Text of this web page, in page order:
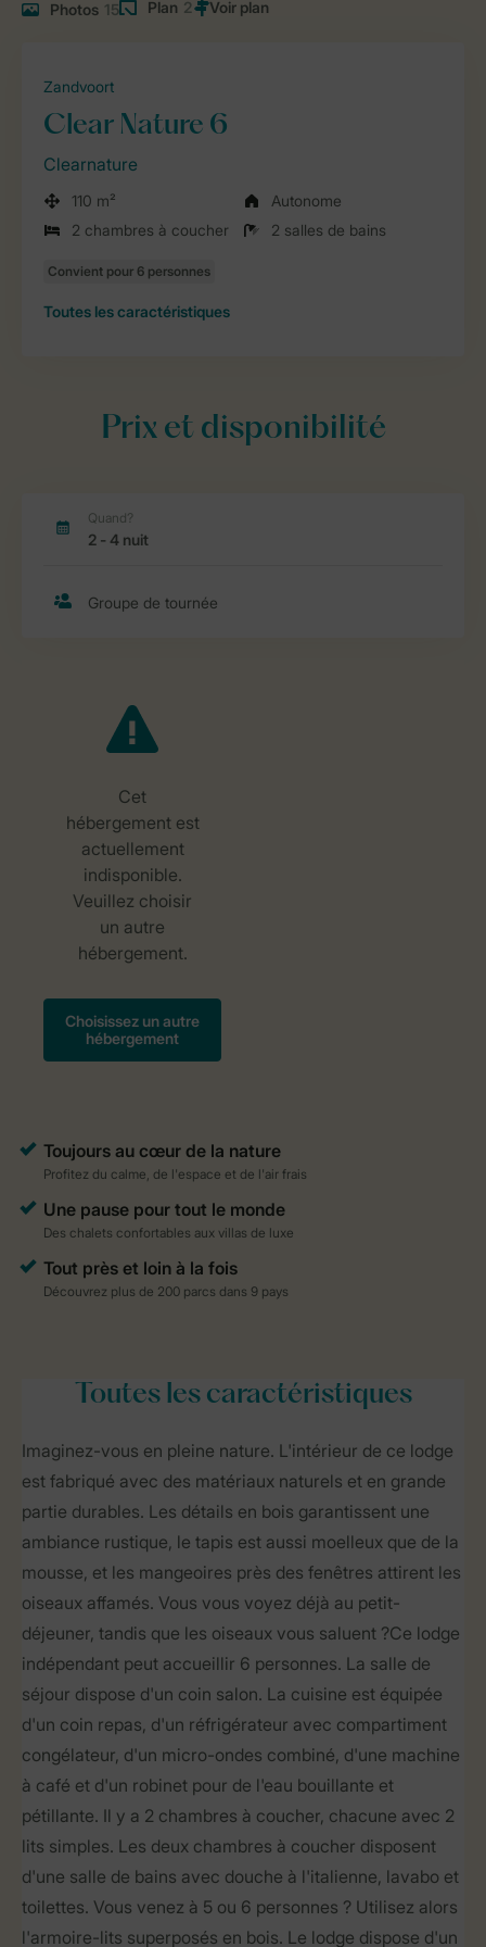
Photos 15 Plan 2
Zandvoort
Clear Nature 6
Clearnature
110 m²
Autonome
2 chambres à coucher
2 salles de bains
Toutes les caractéristiques
Prix et disponibilité
Toutesles caractéristiques
Imaginez-vous en pleine nature. L'intérieur de ce lodge
est fabriqué avec des matériaux naturels et en grande
partie durables. Les détails en bois garantissent une
ambiance rustique, le tapis est aussi moelleux que de la
mousse, et les mangeoires près des fenêtres attirent les
oiseaux affamés. Vous vous voyez déjà au petit-
déjeuner, tandis que les oiseaux vous saluent ?Ce lodge
indépendant peut accueillir 6 personnes. La salle de
séjour dispose d'un coin salon. La cuisine est équipée
d'un coin repas, d'un réfrigérateur avec compartiment
congélateur, d'un micro-ondes combiné, d'une machine
à café et d'un robinet pour de l'eau bouillante et
pétillante. Il y a 2 chambres à coucher, chacune avec 2
lits simples. Les deux chambres à coucher disposent
d'une salle de bains avec douche à l'italienne, lavabo et
toilettes. Vous venez à 5 ou 6 personnes ? Utilisez alors
l'armoire-lits superposés en bois. Le lodge dispose d'un